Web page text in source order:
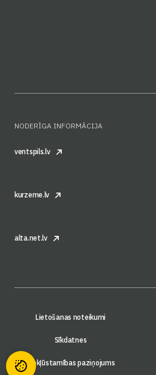
NODERĪGA INFORMĀCIJA
ventspils.lv
kurzeme.lv
alta.net.lv
Lietošanas noteikumi
Sīkdatnes
Piekļūstamības paziņojums